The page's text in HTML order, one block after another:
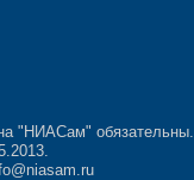
"НИАСам" обязательны.